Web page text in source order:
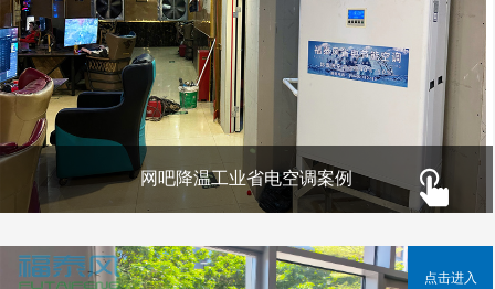
网吧降温工业省电空调案例
点击进入